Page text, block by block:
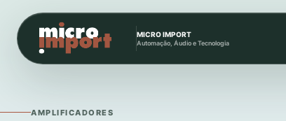
MICRO IMPORT
Automação, Áudio e Tecnologia
AMPLIFICADORES